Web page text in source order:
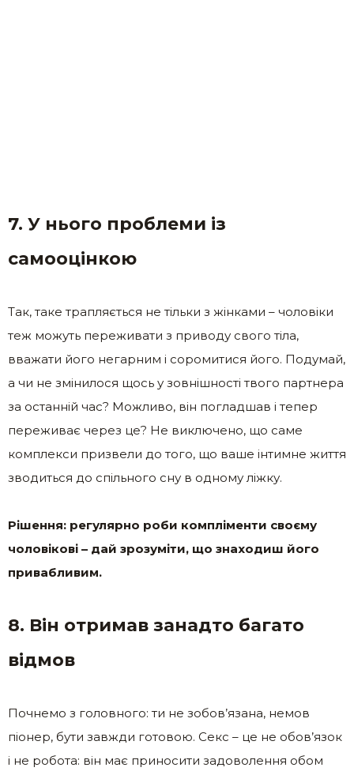
7. У нього проблеми із
самооцінкою
Так, таке трапляється не тільки з жінками – чоловіки
теж можуть переживати з приводу свого тіла,
вважати його негарним і соромитися його. Подумай,
а чи не змінилося щось у зовнішності твого партнера
за останній час? Можливо, він погладшав і тепер
переживає через це? Не виключено, що саме
комплекси призвели до того, що ваше інтимне життя
зводиться до спільного сну в одному ліжку.
Рішення: регулярно роби компліменти своєму
чоловікові – дай зрозуміти, що знаходиш його
привабливим.
8. Він отримав занадто багато
відмов
Почнемо з головного: ти не зобов’язана, немов
піонер, бути завжди готовою. Секс – це не обов’язок
і не робота: він має приносити задоволення обом